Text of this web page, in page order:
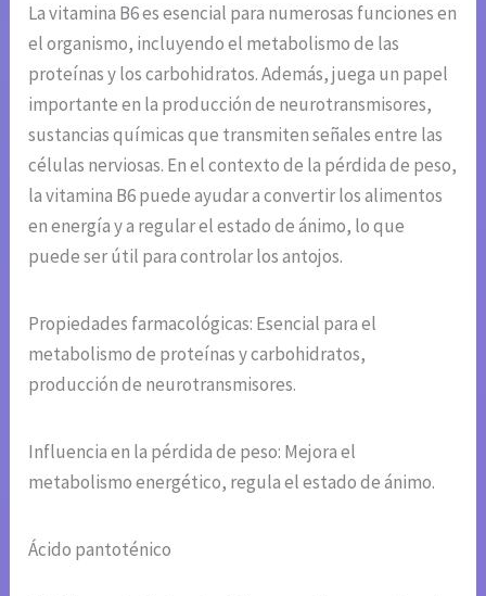
La vitamina B6 es esencial para numerosas funciones en
el organismo, incluyendo el metabolismo de las
proteínas y los carbohidratos. Además, juega un papel
importante en la producción de neurotransmisores,
sustancias químicas que transmiten señales entre las
células nerviosas. En el contexto de la pérdida de peso,
la vitamina B6 puede ayudar a convertir los alimentos
en energía y a regular el estado de ánimo, lo que
puede ser útil para controlar los antojos.
Propiedades farmacológicas: Esencial para el
metabolismo de proteínas y carbohidratos,
producción de neurotransmisores.
Influencia en la pérdida de peso: Mejora el
metabolismo energético, regula el estado de ánimo.
Ácido pantoténico